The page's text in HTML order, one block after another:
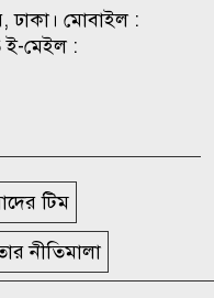
৯
ঢাকা। মোবাইল :
মেইল :
টিম
নীতিমালা